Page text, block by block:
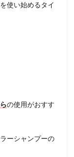
使い始めるタイ
の使用がおすす
ーシャンプーの